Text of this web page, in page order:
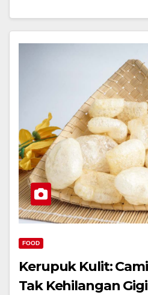
FOOD
Kerupuk Kulit:
Tak Kehilangan